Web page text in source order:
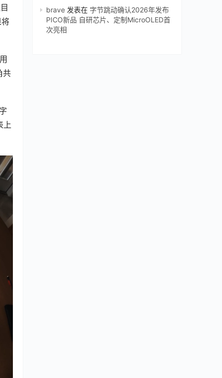
共
上
brave 发表在 字节跳动确认2026年发布
PICO新品 自研芯片、定制MicroOLED首
次亮相